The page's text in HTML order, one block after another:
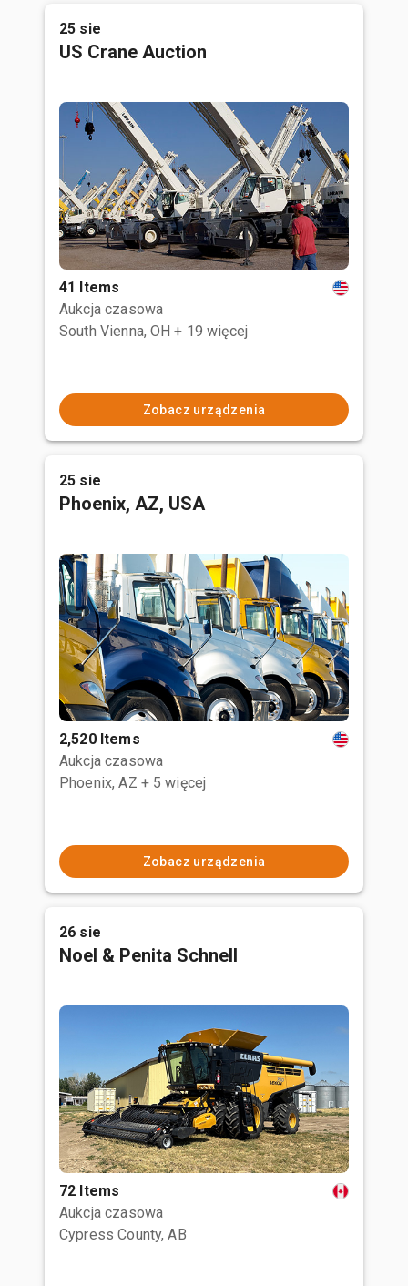
25 sie
US Crane Auction
41 Items
Aukcja czasowa
South Vienna, OH + 19 więcej
Zobacz urządzenia
25 sie
Phoenix, AZ, USA
2,520 Items
Aukcja czasowa
Phoenix, AZ + 5 więcej
Zobacz urządzenia
26 sie
Noel & Penita Schnell
72 Items
Aukcja czasowa
Cypress County, AB